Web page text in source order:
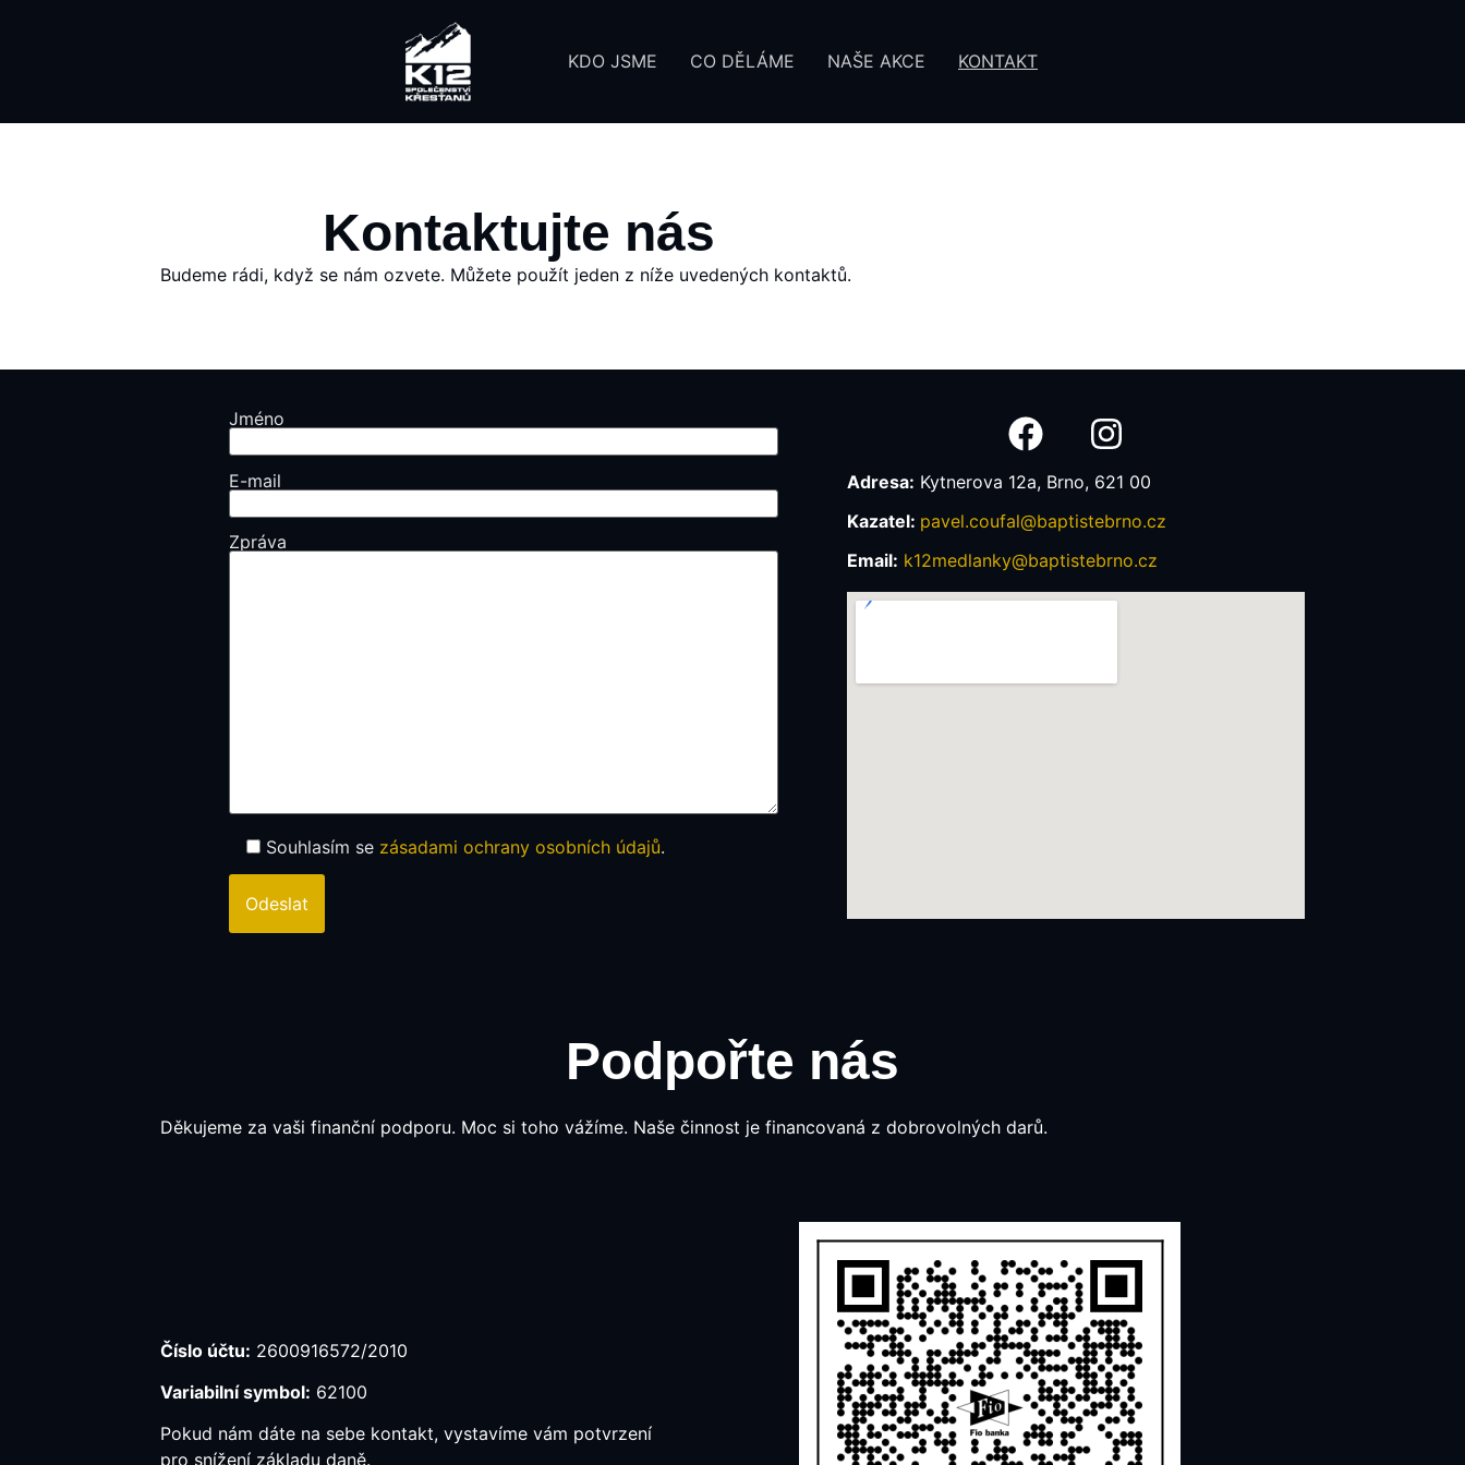
KDO JSME CO DĚLÁME NAŠE AKCE KONTAKT
Kontaktujte nás
Budeme rádi, když se nám ozvete. Můžete použít jeden z níže uvedených kontaktů.
Jméno
E-mail
Zpráva
Souhlasím se zásadami ochrany osobních údajů.
Adresa: Kytnerova 12a, Brno, 621 00
Kazatel: pavel.coufal@baptistebrno.cz
Email: k12medlanky@baptistebrno.cz
Podpořte nás
Děkujeme za vaši finanční podporu. Moc si toho vážíme. Naše činnost je financovaná z dobrovolných darů.
Číslo účtu: 2600916572/2010
Variabilní symbol: 62100
Pokud nám dáte na sebe kontakt, vystavíme vám potvrzení
pro snížení základu daně.